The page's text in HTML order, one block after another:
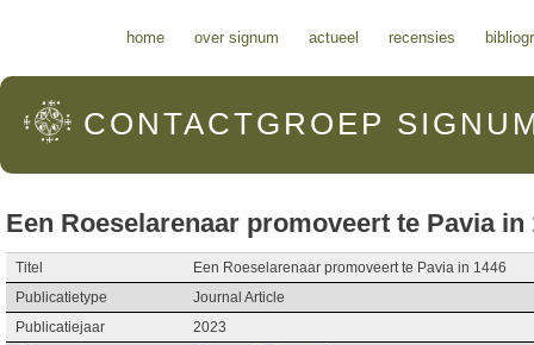
home over signum actueel recensies
CONTACTGROEP
Een Roeselarenaar promoveert te Pavia in
Titel
Een Roeselarenaar promoveert te Pavia in 1446
Publicatietype
Journal Article
Publicatiejaar
2023